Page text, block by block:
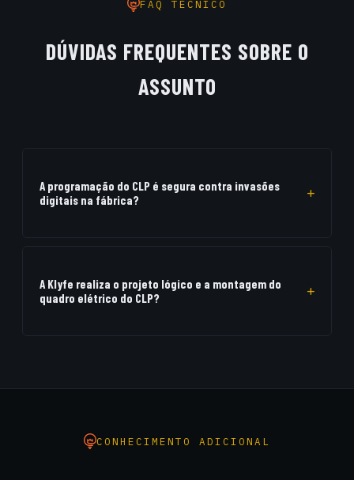
FAQ TÉCNICO
DÚVIDAS FREQUENTES SOBRE O
ASSUNTO
A programação do CLP é segura contra invasões
digitais na fábrica?
Sim, os CLPs industriais operam em redes de controle locais
A Klyfe realiza o projeto lógico e a montagem do
quadro elétrico do CLP?
Com certeza. Desenhamos a lógica de CLP nos padrões
de comissionamento.
CONHECIMENTO ADICIONAL